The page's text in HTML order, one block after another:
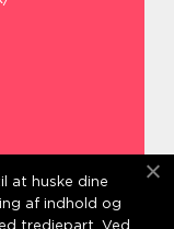
at huske dine
af indhold og
tredjepart. Ved